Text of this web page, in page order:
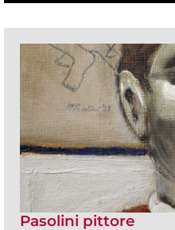
Pasolini pittore